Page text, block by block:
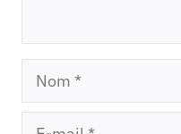
Nom